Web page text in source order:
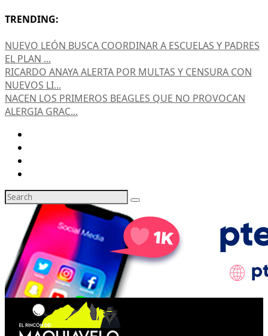
TRENDING:
NUEVO LEÓN BUSCA COORDINAR A ESCUELAS Y PADRES
EL PLAN ...
RICARDO ANAYA ALERTA POR MULTAS Y CENSURA CON
NUEVOS LI...
NACEN LOS PRIMEROS BEAGLES QUE NO PROVOCAN
ALERGIA GRAC...